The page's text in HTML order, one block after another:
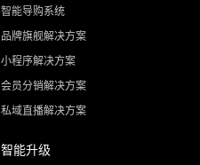
智能导购系统
品牌旗舰解决方案
小程序解决方案
会员分销解决方案
私域直播解决方案
智能升级